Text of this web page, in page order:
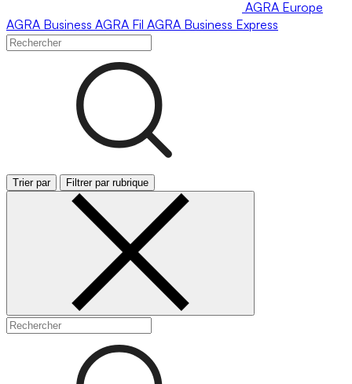
AGRA Europe
AGRA Business AGRA Fil AGRA Business Express
Trier par Filtrer par rubrique